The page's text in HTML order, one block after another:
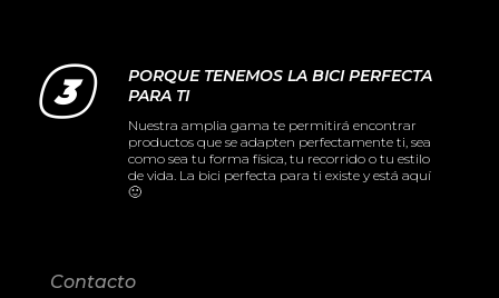
PORQUE TENEMOS LA BICI PERFECTA
PARA TI
Nuestra amplia gama te permitirá encontrar
productos que se adapten perfectamente ti, sea
como sea tu forma física, tu recorrido o tu estilo
de vida. La bici perfecta para ti existe y está aquí
🙂
Contacto